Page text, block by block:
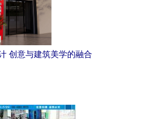
创意与建筑美学的融合